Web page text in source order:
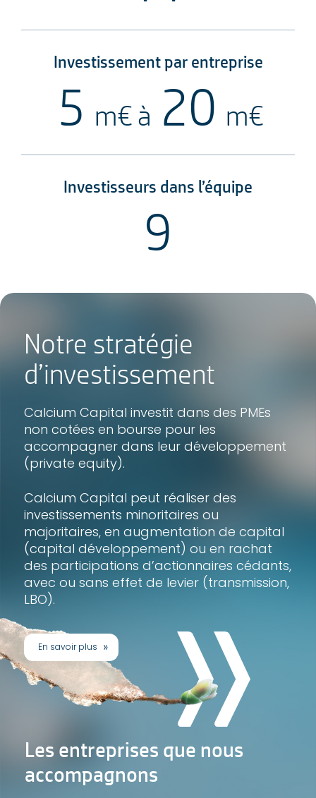
Investissement par entreprise
5 m€ à 20 m€
Investisseurs dans l’équipe
9
Notre stratégie
d’investissement
Calcium Capital investit dans des PMEs
non cotées en bourse pour les
accompagner dans leur développement
(private equity).
Calcium Capital peut réaliser des
investissements minoritaires ou
majoritaires, en augmentation de capital
(capital développement) ou en rachat
des participations d’actionnaires cédants,
avec ou sans effet de levier (transmission,
LBO).
En savoir plus
Les entreprises que nous
accompagnons